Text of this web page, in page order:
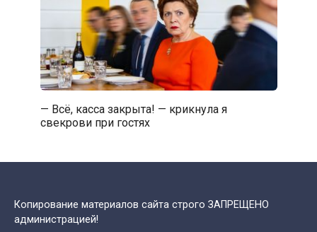
— Всё, касса закрыта! — крикнула я
свекрови при гостях
Копирование материалов сайта строго ЗАПРЕЩЕНО
администрацией!